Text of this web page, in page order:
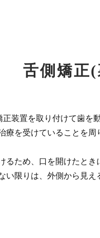
舌側矯正
装置を取り付けて歯を
療を受けていることを周
るため、口を開けたとき
い限りは、外側から見え